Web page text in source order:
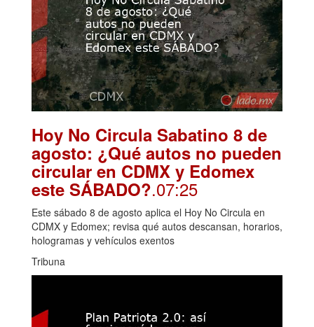
Hoy No Circula Sabatino 8 de
agosto: ¿Qué autos no pueden
circular en CDMX y Edomex
este SÁBADO?.07:25
Este sábado 8 de agosto aplica el Hoy No Circula en
CDMX y Edomex; revisa qué autos descansan, horarios,
hologramas y vehículos exentos
Tribuna